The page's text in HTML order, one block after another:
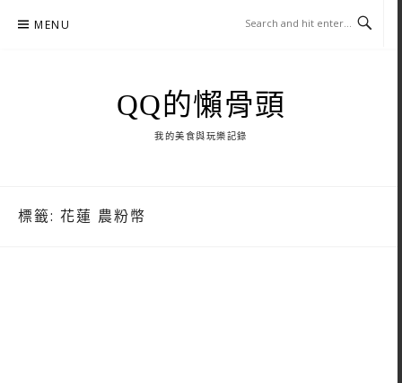
MENU
QQ的懶骨頭
我的美食與玩樂記錄
標籤: 花蓮 農粉幣